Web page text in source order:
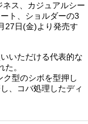
ス、カジュアルシー
ト、ショルダーの3
27日(金)より発売す
いただける代表的な
。
ク型のシボを型押し
、コバ処理したディ